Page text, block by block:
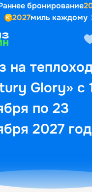
бронирование
2027миль каждому
на
Glory» с
по 23
2027
Выбор кают